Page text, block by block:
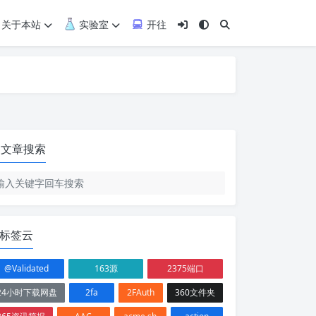
于本站 实验室 开往
文章搜索
标签云
@Validated 163源
2375端口
小时下载网盘
2fa 2FAuth
360文件夹